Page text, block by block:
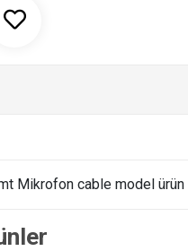
Mikrofon cable model ürün